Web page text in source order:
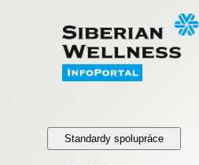
Standardy spolupráce